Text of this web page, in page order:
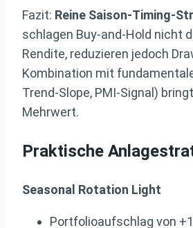
Fazit: Reine Saison-Timing-
schlagen Buy-and-Hold nicht
Rendite, reduzieren jedoch
Kombination mit
Trend‐Slope, PMI-Signal)
Mehrwert.
Praktische
Seasonal Rotation Light
Portfolioaufschlag von